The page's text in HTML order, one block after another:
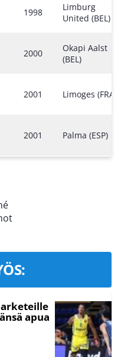
1998
Limburg
United (BEL)
2000
Okapi Aalst
(BEL)
2001 Limoges (FRA)
2001 Palma (ESP)
apua